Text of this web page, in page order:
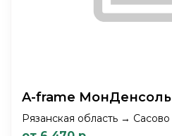
A-frame МонДенсоль
Рязанская область → Сасово